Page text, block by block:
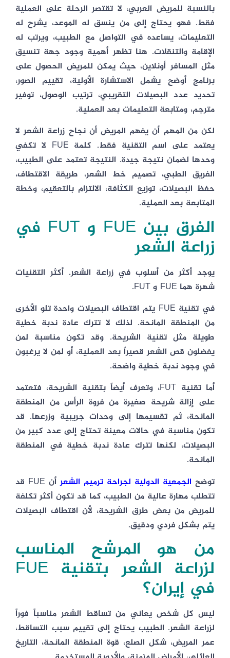
بالنسبة للمريض العربي، لا تقتصر الرحلة على العملية
فقط. فهو يحتاج إلى من ينسق له الموعد، يشرح له
التعليمات، يساعده في التواصل مع الطبيب، ويرتب له
الإقامة والتنقلات. هنا تظهر أهمية وجود جهة تنسيق
مثل المسافر أونلاين، حيث يمكن للمريض الحصول على
برنامج أوضح يشمل الاستشارة الأولية، تقييم الصور،
تحديد عدد البصيلات التقريبي، ترتيب الوصول، توفير
مترجم، ومتابعة التعليمات بعد العملية.
لكن من المهم أن يفهم المريض أن نجاح زراعة الشعر لا
يعتمد على اسم التقنية فقط. كلمة FUE لا تكفي
وحدها لضمان نتيجة جيدة. النتيجة تعتمد على الطبيب،
الفريق الطبي، تصميم خط الشعر، طريقة الاقتطاف،
حفظ البصيلات، توزيع الكثافة، الالتزام بالتعقيم، وخطة
المتابعة بعد العملية.
الفرق بين FUE و FUT في
زراعة الشعر
يوجد أكثر من أسلوب في زراعة الشعر. أكثر التقنيات
شهرة هما FUE و FUT.
في تقنية FUE يتم اقتطاف البصيلات واحدة تلو الأخرى
من المنطقة المانحة. لذلك لا تترك عادة ندبة خطية
طويلة مثل تقنية الشريحة. وقد تكون مناسبة لمن
يفضلون قص الشعر قصيراً بعد العملية، أو لمن لا يرغبون
في وجود ندبة خطية واضحة.
أما تقنية FUT، وتعرف أيضاً بتقنية الشريحة، فتعتمد
على إزالة شريحة صغيرة من فروة الرأس من المنطقة
المانحة، ثم تقسيمها إلى وحدات جريبية وزرعها. قد
تكون مناسبة في حالات معينة تحتاج إلى عدد كبير من
البصيلات، لكنها تترك عادة ندبة خطية في المنطقة
المانحة.
توضح الجمعية الدولية لجراحة ترميم الشعر
أن FUE قد
تتطلب مهارة عالية من الطبيب، كما قد تكون أكثر تكلفة
للمريض من بعض طرق الشريحة، لأن اقتطاف البصيلات
يتم بشكل فردي ودقيق.
من هو المرشح المناسب
لزراعة الشعر بتقنية FUE
في إيران؟
ليس كل شخص يعاني من تساقط الشعر مناسباً فوراً
لزراعة الشعر. الطبيب يحتاج إلى تقييم سبب التساقط،
عمر المريض، شكل الصلع، قوة المنطقة المانحة، التاريخ